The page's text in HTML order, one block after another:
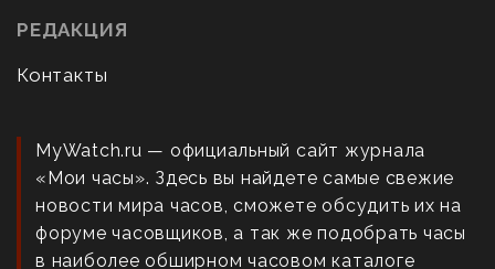
РЕДАКЦИЯ
Контакты
MyWatch.ru — официальный сайт журнала
«Мои часы». Здесь вы найдете самые свежие
новости мира часов, сможете обсудить их на
форуме часовщиков, а так же подобрать часы
в наиболее обширном часовом каталоге